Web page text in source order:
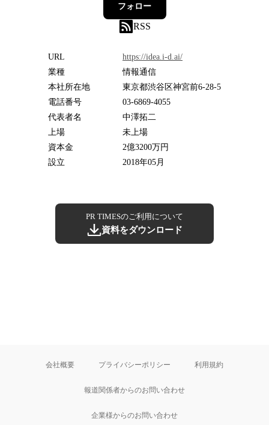
フォロー
RSS
URL
https://idea.i-d.ai/
業種
情報通信
本社所在地
東京都渋谷区神宮前6-28-5
電話番号
03-6869-4055
代表者名
中澤拓二
上場
未上場
資本金
2億3200万円
設立
2018年05月
PR TIMESのご利用について
資料をダウンロード
会社概要 プライバシーポリシー 利用規約
報道関係者からのお問い合わせ
企業様からのお問い合わせ